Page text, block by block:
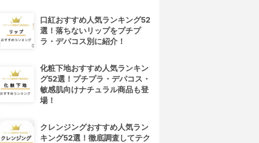
口紅おすすめ人気ランキング52
選！落ちないリップをプチプ
ラ・デパコス別に紹介！
化粧下地おすすめ人気ランキン
グ52選！プチプラ・デパコス・
敏感肌向けナチュラル商品も登
場！
クレンジングおすすめ人気ラン
キング52選！徹底調査してテク